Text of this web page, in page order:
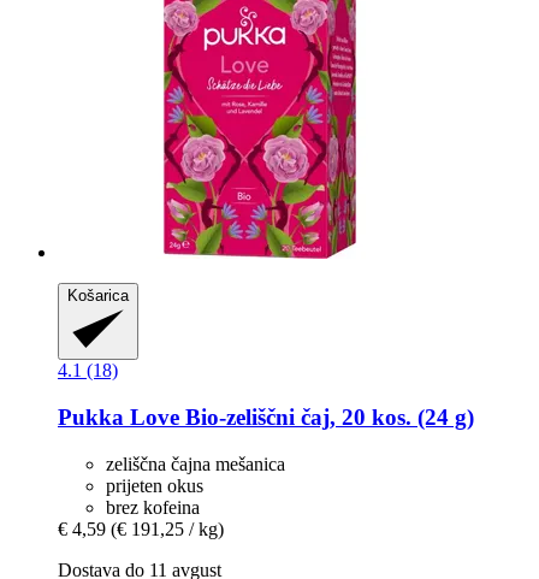
Košarica
4.1 (18)
Pukka Love Bio-​zeliščni čaj, 20 kos. (24 g)
zeliščna čajna mešanica
prijeten okus
brez kofeina
€ 4,59 (€ 191,25 / kg)
Dostava do 11 avgust